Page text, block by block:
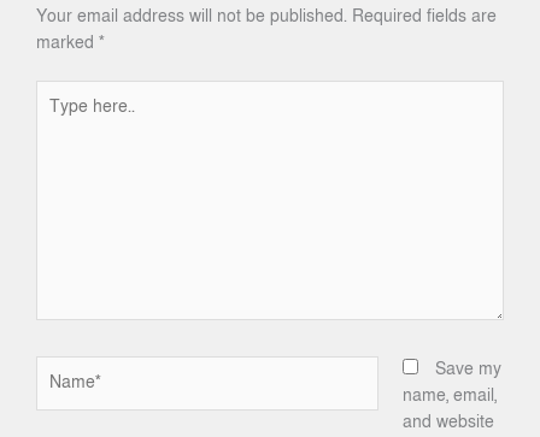
Your email address will not be published. Required fields are
marked *
here..
Save my
name, email,
and website